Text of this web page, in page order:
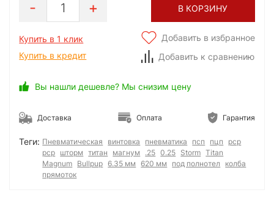
1 В КОРЗИНУ
Купить в 1 клик
Купить в кредит
Добавить в избранное
Добавить к сравнению
Вы нашли дешевле? Мы снизим цену
Доставка Оплата Гарантия
Теги: Пневматическая винтовка пневматика псп пцп
рср
pcp шторм титан магнум .25 0.25 Storm Titan
Magnum Bullpup 6.35 мм 620 мм под полнотел
колба
прямоток